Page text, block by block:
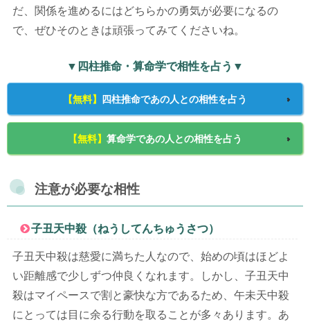
だ、関係を進めるにはどちらかの勇気が必要になるの
で、ぜひそのときは頑張ってみてくださいね。
▼四柱推命・算命学で相性を占う▼
【無料】 四柱推命であの人との相性を占う
【無料】 算命学であの人との相性を占う
注意が必要な相性
子丑天中殺（ねうしてんちゅうさつ）
子丑天中殺は慈愛に満ちた人なので、始めの頃はほどよ
い距離感で少しずつ仲良くなれます。しかし、子丑天中
殺はマイペースで割と豪快な方であるため、午未天中殺
にとっては目に余る行動を取ることが多々あります。あ